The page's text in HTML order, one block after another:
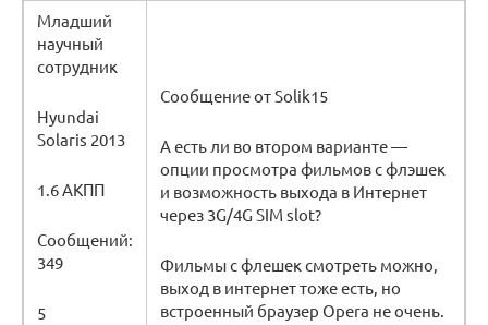
Младший
научный
сотрудник
Hyundai
Solaris 2013
1.6 АКПП
Сообщений:
349
5
Сообщение от Solik15
А есть ли во втором варианте —
опции просмотра фильмов с флэшек
и возможность выхода в Интернет
через 3G/4G SIM slot?
Фильмы с флешек смотреть можно,
выход в интернет тоже есть, но
встроенный браузер Opera не очень.